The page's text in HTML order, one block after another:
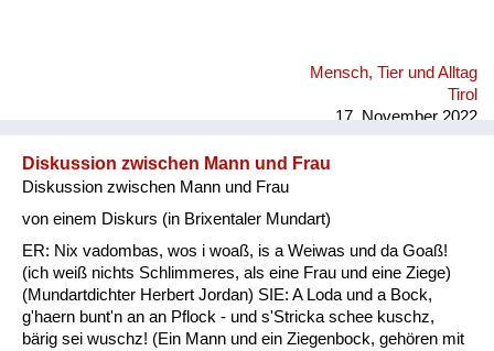
Mensch, Tier und Alltag
Tirol
17. November 2022
Diskussion zwischen Mann und Frau
Diskussion zwischen Mann und Frau
von einem Diskurs (in Brixentaler Mundart)
ER: Nix vadombas, wos i woaß, is a Weiwas und da Goaß!
(ich weiß nichts Schlimmeres, als eine Frau und eine Ziege)
(Mundartdichter Herbert Jordan) SIE: A Loda und a Bock,
g'haern bunt'n an an Pflock - und s'Stricka schee kuschz,
bärig sei wuschz! (Ein Mann und ein Ziegenbock, gehören mit